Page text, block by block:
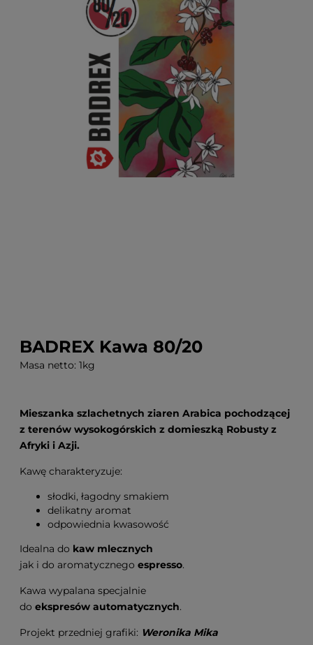
BADREX Kawa 80/20
Masa netto: 1kg
Mieszanka szlachetnych ziaren Arabica pochodzącej
z terenów wysokogórskich z domieszką Robusty z
Afryki i Azji.
Kawę charakteryzuje:
słodki, łagodny smakiem
delikatny aromat
odpowiednia kwasowość
Idealna do kaw mlecznych
jak i do aromatycznego espresso.
Kawa wypalana specjalnie
do ekspresów automatycznych.
Projekt przedniej grafiki: Weronika Mika